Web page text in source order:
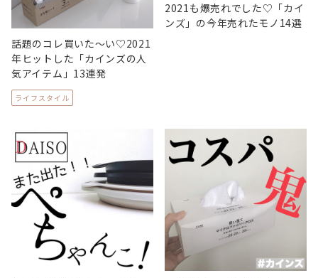
話題のコレ買いた〜い♡2021
年ヒットした「カインズの人
気アイテム」13連発
ライフスタイル
2021も爆売れでした♡「カイ
ンズ」の今年売れたモノ14選